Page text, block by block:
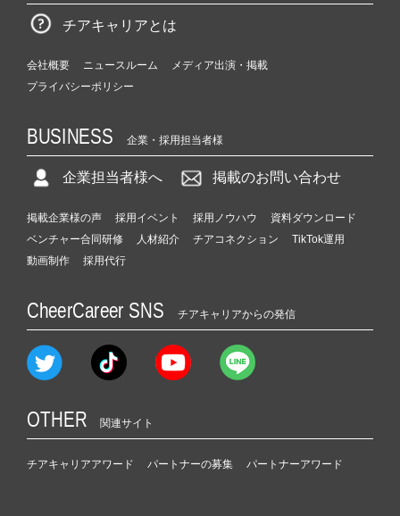
チアキャリアとは
会社概要 ニュースルーム
メディア出演・掲載
プライバシーポリシー
BUSINESS 企業・採用担当者様
企業担当者様へ 掲載のお問い合わせ
掲載企業様の声 採用イベント 採用ノウハウ
資料ダウンロード
ベンチャー合同研修
人材紹介 チアコネクション
TikTok運用
動画制作
採用代行
CheerCareer SNS チアキャリアからの発信
OTHER 関連サイト
チアキャリアアワード パートナーの募集 パートナーアワード